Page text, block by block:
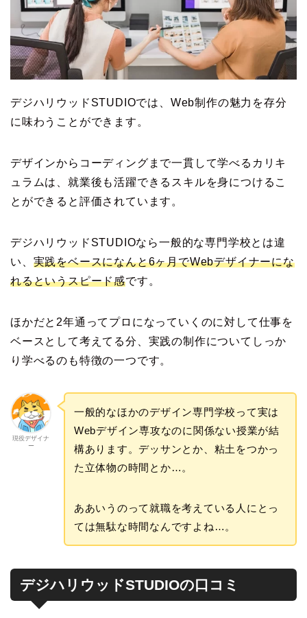
デジハリウッドSTUDIOでは、Web制作の魅力を存分
に味わうことができます。
デザインからコーディングまで一貫して学べるカリキ
ュラムは、就業後も活躍できるスキルを身につけるこ
とができると評価されています。
デジハリウッドSTUDIOなら一般的な専門学校とは違
い、 実践をベースになんと6ヶ月でWebデザイナーにな
れるというスピード感です。
ほかだと2年通ってプロになっていくのに対して仕事を
ベースとして考えてる分、実践の制作についてしっか
り学べるのも特徴の一つです。
現役デザイナ
ー
一般的なほかのデザイン専門学校って実は
Webデザイン専攻なのに関係ない授業が結
構あります。デッサンとか、粘土をつかっ
た立体物の時間とか…。
ああいうのって就職を考えている人にとっ
ては無駄な時間なんですよね…。
デジハリウッドSTUDIOの口コミ